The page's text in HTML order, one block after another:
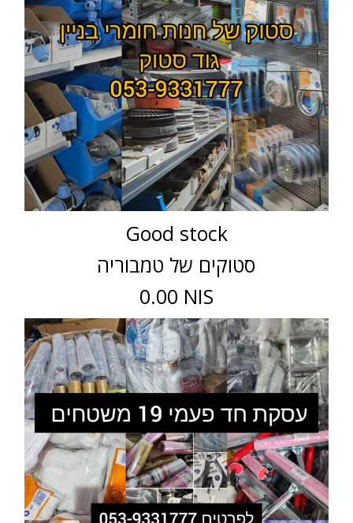
Good stock
סטוקים של טמבוריה
0.00 NIS